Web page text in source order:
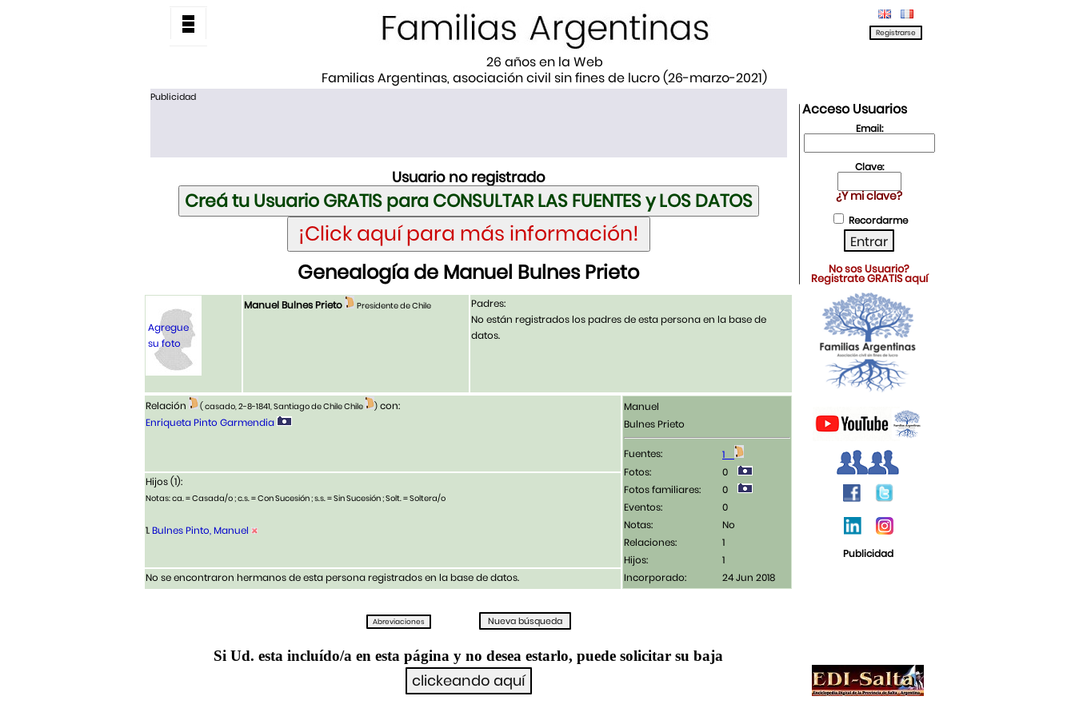
26 años en la Web
Familias Argentinas, asociación civil sin fines de lucro (26-marzo-2021)
Publicidad
Usuario no registrado
Genealogía de Manuel Bulnes Prieto
Agregue
su foto
Manuel Bulnes Prieto Presidente de Chile
Padres:
No están registrados los padres de esta persona en la base de
datos.
Relación ( casado, 2-8-1841, Santiago de Chile Chile ) con:
Enriqueta Pinto Garmendia
Manuel
Bulnes Prieto
Fuentes:
1
Fotos:
0
Fotos familiares:
0
Eventos:
0
Notas:
No
Relaciones:
1
Hijos:
1
Incorporado:
24 Jun 2018
Hijos (1):
Notas: ca. = Casada/o ; c.s. = Con Sucesión ; s.s. = Sin Sucesión ; Solt. = Soltera/o
1.Bulnes Pinto, Manuel
No se encontraron hermanos de esta persona registrados en la base de datos.
Si Ud. esta incluído/a en esta página y no desea estarlo, puede solicitar su baja
Acceso Usuarios
Email:
Clave:
¿Y mi clave?
Recordarme
No sos Usuario?
Registrate GRATIS aquí
Publicidad